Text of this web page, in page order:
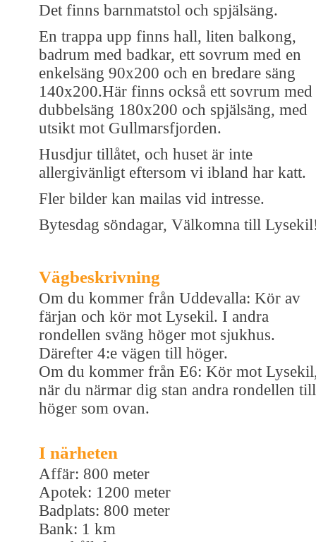
Det finns barnmatstol och spjälsäng.
En trappa upp finns hall, liten balkong,
badrum med badkar, ett sovrum med en
enkelsäng 90x200 och en bredare säng
140x200.Här finns också ett sovrum med
dubbelsäng 180x200 och spjälsäng, med
utsikt mot Gullmarsfjorden.
Husdjur tillåtet, och huset är inte
allergivänligt eftersom vi ibland har katt.
Fler bilder kan mailas vid intresse.
Bytesdag söndagar, Välkomna till
Vägbeskrivning
Om du kommer från Uddevalla: Kör av
färjan och kör mot Lysekil. I andra
rondellen sväng höger mot sjukhus.
Därefter 4:e vägen till höger.
Om du kommer från E6: Kör mot
när du närmar dig stan andra rondellen till
höger som ovan.
I närheten
Affär: 800 meter
Apotek: 1200 meter
Badplats: 800 meter
Bank: 1 km